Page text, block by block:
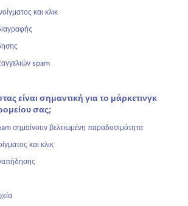
και κλικ
spam
είναι σημαντική για το μάρκετινγκ
σας;
σημαίνουν βελτιωμένη παραδοσιμότητα
και κλικ